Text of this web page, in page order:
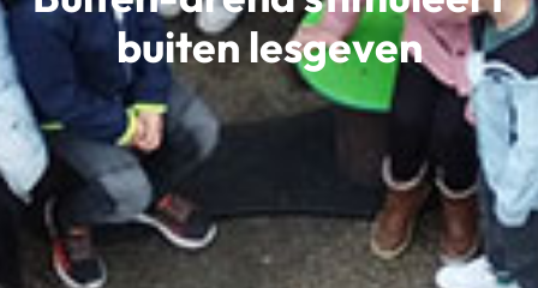
buiten lesgeven